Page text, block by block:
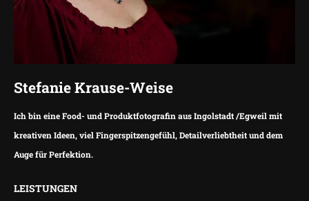
Stefanie Krause-Weise
Ich bin eine Food- und Produktfotografin aus Ingolstadt /Egweil mit
kreativen Ideen, viel Fingerspitzengefühl, Detailverliebtheit und dem
Auge für Perfektion.
LEISTUNGEN